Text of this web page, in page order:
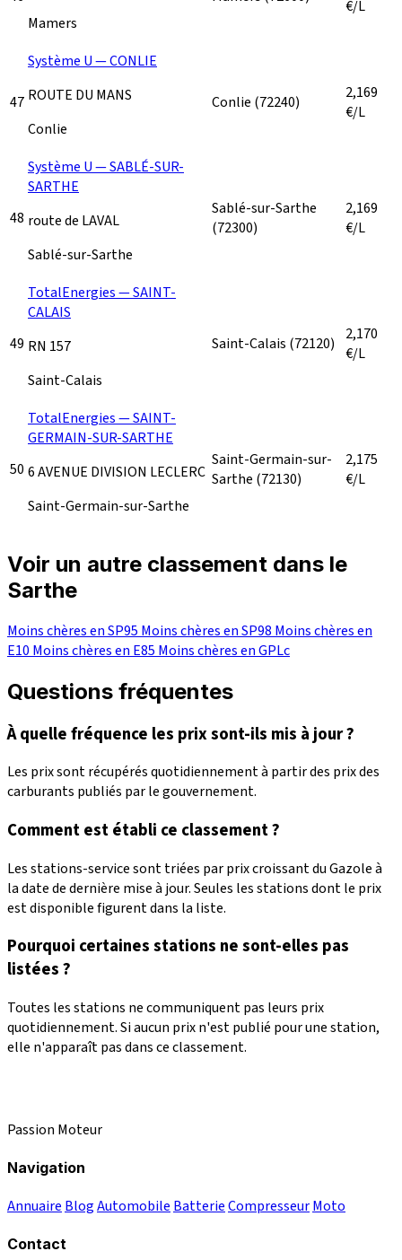
Mamers
€/L
47
Système U — CONLIE
ROUTE DU MANS
Conlie
Conlie (72240)
2,169
€/L
48
Système U — SABLÉ-SUR-
SARTHE
route de LAVAL
Sablé-sur-Sarthe
Sablé-sur-Sarthe
(72300)
2,169
€/L
49
TotalEnergies — SAINT-
CALAIS
RN 157
Saint-Calais
Saint-Calais (72120)
2,170
€/L
50
TotalEnergies — SAINT-
GERMAIN-SUR-SARTHE
6 AVENUE DIVISION LECLERC
Saint-Germain-sur-Sarthe
Saint-Germain-sur-
Sarthe (72130)
2,175
€/L
Voir un autre classement dans le
Sarthe
Moins chères en SP95 Moins chères en SP98 Moins chères en
E10 Moins chères en E85 Moins chères en GPLc
Questions fréquentes
À quelle fréquence les prix sont-ils mis à jour ?
Les prix sont récupérés quotidiennement à partir des prix des
carburants publiés par le gouvernement.
Comment est établi ce classement ?
Les stations-service sont triées par prix croissant du Gazole à
la date de dernière mise à jour. Seules les stations dont le prix
est disponible figurent dans la liste.
Pourquoi certaines stations ne sont-elles pas
listées ?
Toutes les stations ne communiquent pas leurs prix
quotidiennement. Si aucun prix n'est publié pour une station,
elle n'apparaît pas dans ce classement.
Passion Moteur
Navigation
Annuaire BlogAutomobile BatterieCompresseurMoto
Contact